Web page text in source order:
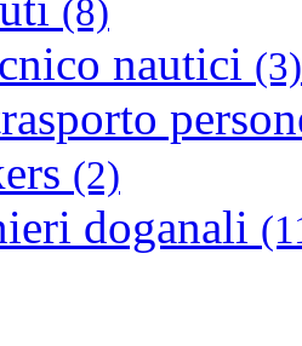
(8)
nautici (3)
(2)
doganali